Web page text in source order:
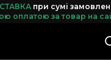
при сумі
оплатою за товар на